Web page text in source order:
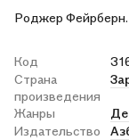
Роджер Фейрберн.
Код
Страна
произведения
Жанры
Издательство